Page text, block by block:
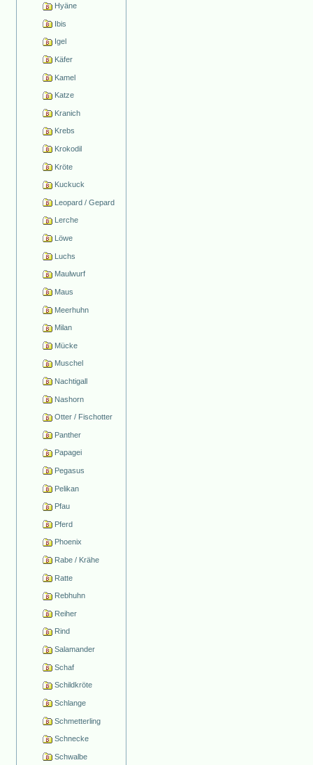
Hyäne
Ibis
Igel
Käfer
Kamel
Katze
Kranich
Krebs
Krokodil
Kröte
Kuckuck
Leopard / Gepard
Lerche
Löwe
Luchs
Maulwurf
Maus
Meerhuhn
Milan
Mücke
Muschel
Nachtigall
Nashorn
Otter / Fischotter
Panther
Papagei
Pegasus
Pelikan
Pfau
Pferd
Phoenix
Rabe / Krähe
Ratte
Rebhuhn
Reiher
Rind
Salamander
Schaf
Schildkröte
Schlange
Schmetterling
Schnecke
Schwalbe